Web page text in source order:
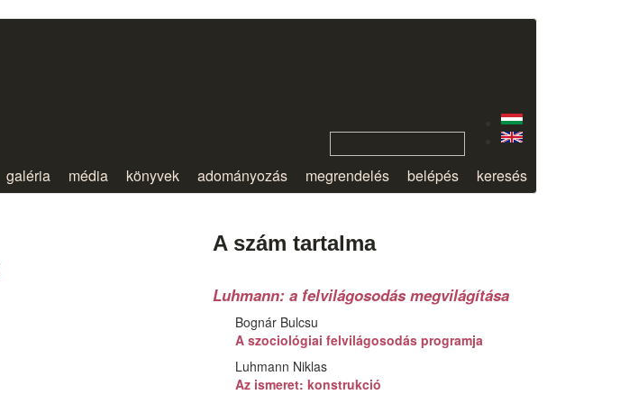
galéria média könyvek adományozás megrendelés belépés keresés
A szám tartalma
Luhmann: a felvilágosodás megvilágítása
Bognár Bulcsu
A szociológiai felvilágosodás programja
Luhmann Niklas
Az ismeret: konstrukció